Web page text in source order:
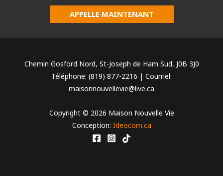
APPELLE MAINTENANT
Chemin Gosford Nord, St-Joseph de Ham Sud, J0B 3J0
Téléphone: (819) 877-2216 | Courriel:
maisonnouvellevie@live.ca
Copyright © 2026 Maison Nouvelle Vie
Conception: Ideocom.ca